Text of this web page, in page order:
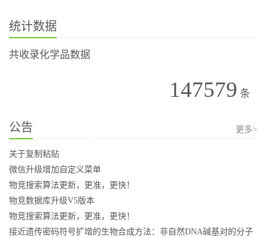
统计数据
共收录化学品数据
147579 条
公告 更多>
关于复制粘贴
微信升级增加自定义菜单
物竞搜索算法更新，更准，更快！
物竞数据库升级V5版本
物竞搜索算法更新，更准，更快！
接近遗传密码符号扩增的生物合成方法：非自然DNA碱基对的分子